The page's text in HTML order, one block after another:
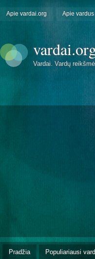
Apie vardai.org Apie vardus
Vardai. Vardų
Pradžia Populiariausi